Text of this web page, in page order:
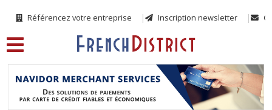
Référencez votre entreprise Inscription newsletter